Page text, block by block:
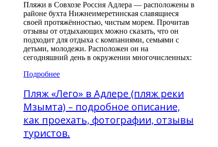
Пляжи в Совхозе Россия Адлера — расположены в
районе бухта Нижнеимеретинская славящиеся
своей протяжённостью, чистым морем. Прочитав
отзывы от отдыхающих можно сказать, что он
подходит для отдыха с компаниями, семьями с
детьми, молодежи. Расположен он на
сегодняшний день в окружении многочисленных:
Подробнее
Пляж «Лего» в Адлере (пляж реки
Мзымта) – подробное описание,
как проехать, фотографии, отзывы
туристов.